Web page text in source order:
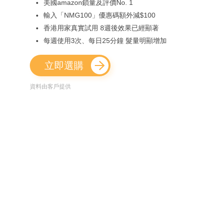
美國amazon鎖量及評價No. 1
輸入「NMG100」優惠碼額外減$100
香港用家真實試用 8週後效果已經顯著
每週使用3次、每日25分鐘 髮量明顯增加
立即選購
資料由客戶提供